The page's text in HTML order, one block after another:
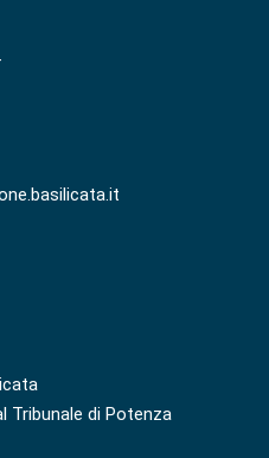
Tribunale di Potenza